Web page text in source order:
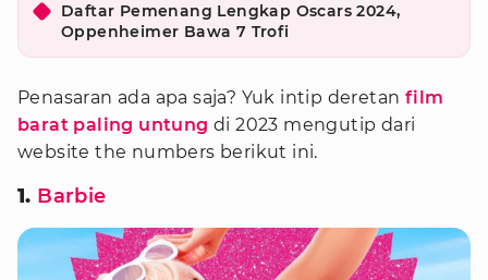
Daftar Pemenang Lengkap Oscars 2024,
Oppenheimer Bawa 7 Trofi
Penasaran ada apa saja? Yuk intip deretan film
barat paling untung di 2023 mengutip dari
website the numbers berikut ini.
1. Barbie